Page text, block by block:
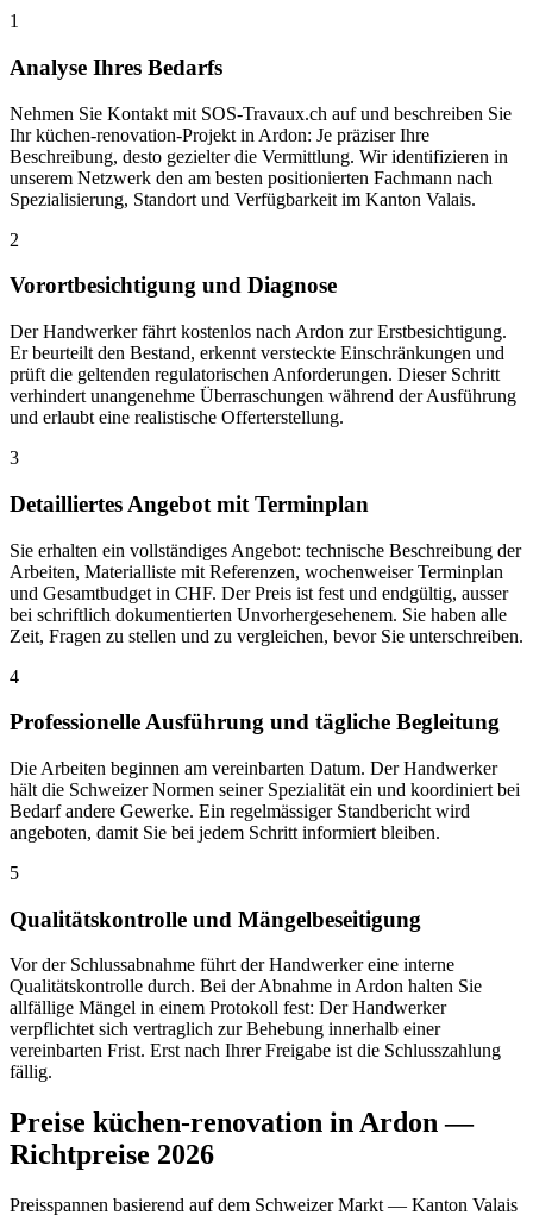
1
Analyse Ihres Bedarfs
Nehmen Sie Kontakt mit SOS-Travaux.ch auf und beschreiben Sie
Ihr küchen-renovation-Projekt in Ardon: Je präziser Ihre
Beschreibung, desto gezielter die Vermittlung. Wir identifizieren in
unserem Netzwerk den am besten positionierten Fachmann nach
Spezialisierung, Standort und Verfügbarkeit im Kanton Valais.
2
Vorortbesichtigung und Diagnose
Der Handwerker fährt kostenlos nach Ardon zur Erstbesichtigung.
Er beurteilt den Bestand, erkennt versteckte Einschränkungen und
prüft die geltenden regulatorischen Anforderungen. Dieser Schritt
verhindert unangenehme Überraschungen während der Ausführung
und erlaubt eine realistische Offerterstellung.
3
Detailliertes Angebot mit Terminplan
Sie erhalten ein vollständiges Angebot: technische Beschreibung der
Arbeiten, Materialliste mit Referenzen, wochenweiser Terminplan
und Gesamtbudget in CHF. Der Preis ist fest und endgültig, ausser
bei schriftlich dokumentierten Unvorhergesehenem. Sie haben alle
Zeit, Fragen zu stellen und zu vergleichen, bevor Sie unterschreiben.
4
Professionelle Ausführung und tägliche Begleitung
Die Arbeiten beginnen am vereinbarten Datum. Der Handwerker
hält die Schweizer Normen seiner Spezialität ein und koordiniert bei
Bedarf andere Gewerke. Ein regelmässiger Standbericht wird
angeboten, damit Sie bei jedem Schritt informiert bleiben.
5
Qualitätskontrolle und Mängelbeseitigung
Vor der Schlussabnahme führt der Handwerker eine interne
Qualitätskontrolle durch. Bei der Abnahme in Ardon halten Sie
allfällige Mängel in einem Protokoll fest: Der Handwerker
verpflichtet sich vertraglich zur Behebung innerhalb einer
vereinbarten Frist. Erst nach Ihrer Freigabe ist die Schlusszahlung
fällig.
Preise küchen-renovation in Ardon —
Richtpreise 2026
Preisspannen basierend auf dem Schweizer Markt — Kanton Valais